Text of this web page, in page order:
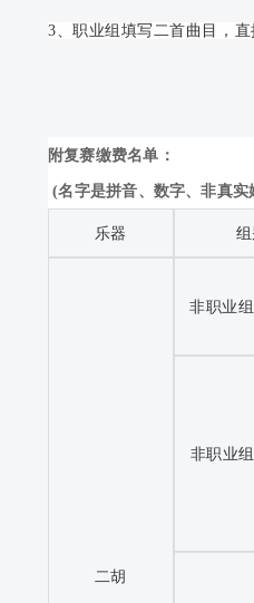
3、职业组填写二首曲目，直
附复赛缴费名单：
(名字是拼音、数字、非真
乐器 组
二胡
非职业
非职业